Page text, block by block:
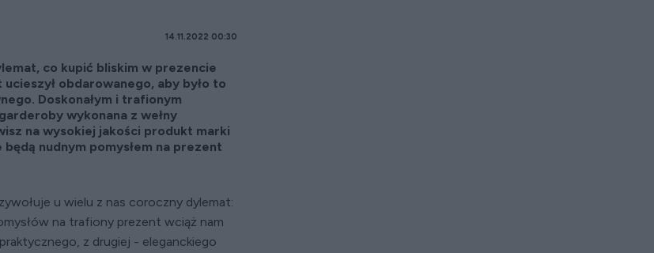
14.11.2022 00:30
co kupić bliskim w prezencie
obdarowanego, aby było to
Doskonałym i trafionym
wykonana z wełny
na wysokiej jakości produkt marki
nudnym pomysłem na prezent
u wielu z nas coroczny dylemat:
na trafiony prezent wciąż nam
z drugiej - eleganckiego